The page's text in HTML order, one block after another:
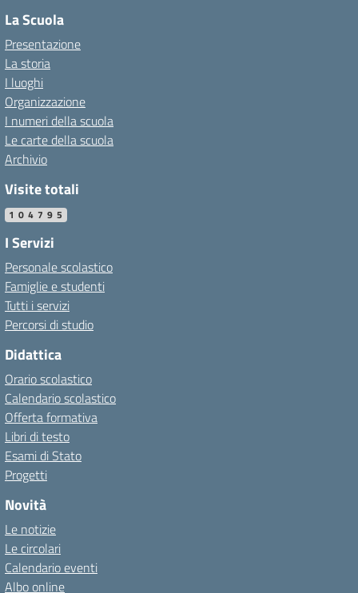
La Scuola
Presentazione
La storia
I luoghi
Organizzazione
I numeri della scuola
Le carte della scuola
Archivio
Visite totali
104795
I Servizi
Personale scolastico
Famiglie e studenti
Tutti i servizi
Percorsi di studio
Didattica
Orario scolastico
Calendario scolastico
Offerta formativa
Libri di testo
Esami di Stato
Progetti
Novità
Le notizie
Le circolari
Calendario eventi
Albo online